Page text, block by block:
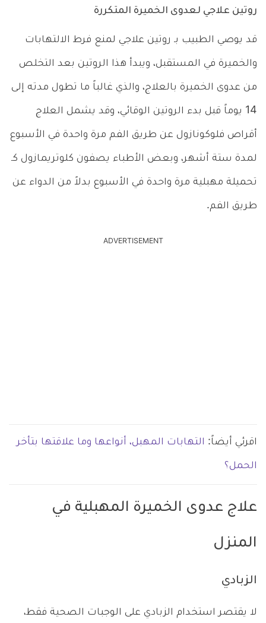
روتين علاجي لعدوى الخميرة المتكررة
قد يوصي الطبيب بـ روتين علاجي لمنع فرط الالتهابات
والخميرة في المستقبل، ويبدأ هذا الروتين بعد التخلص
من عدوى الخميرة بالعلاج، والذي غالباً ما تطول مدته إلى
14 يوماً قبل بدء الروتين الوقائي، وقد يشمل العلاج
أقراص فلوكونازول عن طريق الفم مرة واحدة في الأسبوع
لمدة ستة أشهر، وبعض الأطباء يصفون كلوتريمازول كـ
تحميلة مهبلية مرة واحدة في الأسبوع بدلاً من الدواء عن
طريق الفم.
ADVERTISEMENT
اقرئي أيضاً: التهابات المهبل، أنواعها وما علاقتها بتأخر
الحمل؟
علاج عدوى الخميرة المهبلية في
المنزل
الزبادي
لا يقتصر استخدام الزبادي على الوجبات الصحية فقط،